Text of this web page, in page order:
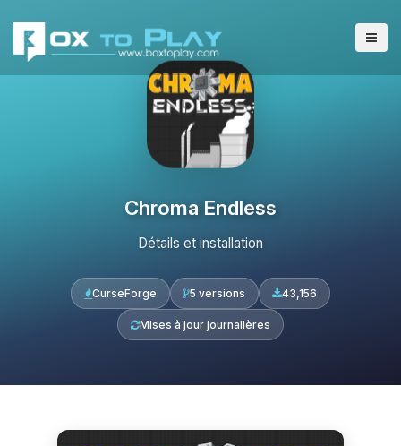
Chroma Endless
Détails et installation
CurseForge 5 versions 43,156
Mises à jour journalières